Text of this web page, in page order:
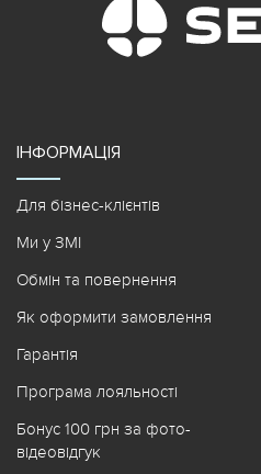
ІНФОРМАЦІЯ
Для бізнес-клієнтів
Ми у ЗМІ
Обмін та повернення
Як оформити замовлення
Гарантія
Програма лояльності
Бонус 100 грн за фото-
відеовідгук